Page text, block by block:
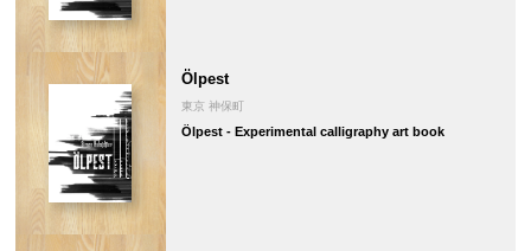
Ölpest
東京 神保町
Ölpest - Experimental calligraphy art book